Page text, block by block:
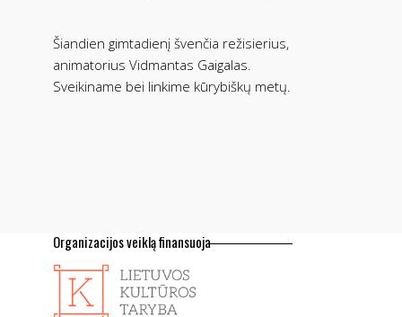
Šiandien gimtadienį švenčia režisierius,
animatorius Vidmantas Gaigalas.
Sveikiname bei linkime kūrybiškų metų.
Organizacijos veiklą finansuoja